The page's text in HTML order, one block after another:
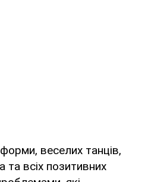
веселих танців,
та всіх позитивних